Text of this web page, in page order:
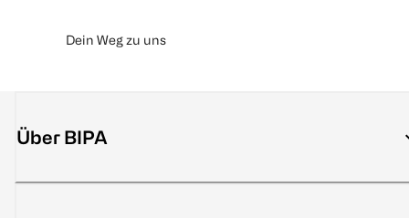
Dein Weg zu uns
Über BIPA